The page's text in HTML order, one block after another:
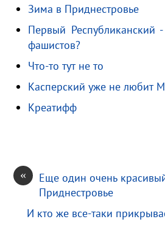
m
a
s
n
i
u
п
р
в
и
Зима в Приднестровье
Первый Республиканский
фашистов?
Что-то тут не то
Касперский уже не любит
Креатифф
«
Еще один очень
Приднестровье
И кто же все-таки